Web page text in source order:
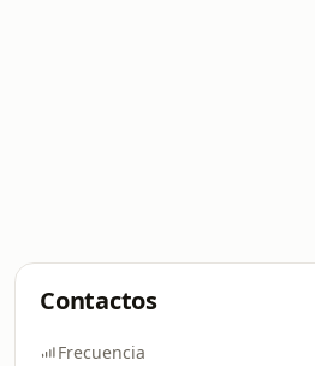
Contactos
Frecuencia